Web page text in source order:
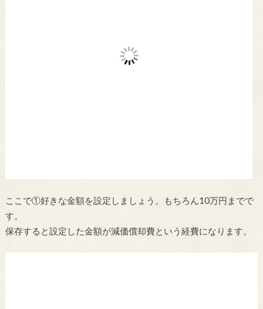
ここで①好きな金額を設定しましょう。もちろん10万円までで
す。
保存すると設定した金額が減価償却費という経費になります。